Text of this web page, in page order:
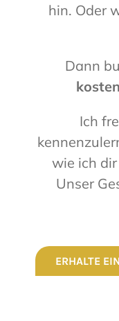
hin. Oder
Dann
Ich
wie ich
Unser
ERHALTE